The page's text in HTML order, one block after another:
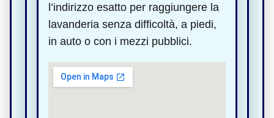
l’indirizzo esatto per raggiungere la
lavanderia senza difficoltà, a piedi,
in auto o con i mezzi pubblici.